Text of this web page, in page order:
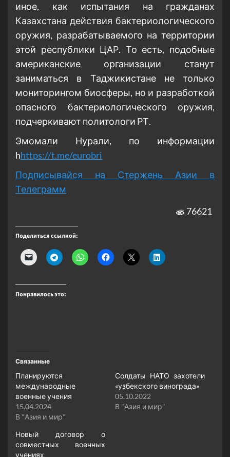
иное, как испытания на гражданах
Казахстана действия бактериологического
оружия, разрабатываемого на территории
этой республики ЦАР. То есть, подобные
американские организации станут
заниматься в Таджикистане не только
мониторингом биосферы, но и разработкой
опасного бактериологического оружия,
подчеркивают политологи РТ.
Эмомали Нурали, по информации
hhttps://t.me/eurobri
Подписывайся на Стержень Азии в
Телеграмм
76621
Поделиться ссылкой:
Понравилось это:
Связанные
Планируются
международные
военные учения
15.04.2024
В "Азия и мир"
Солдаты НАТО захотели
«узбекского винограда»
05.10.2022
В "Азия и мир"
Новый договор о
совместных военных
учениях